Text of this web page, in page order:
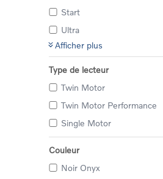
Start
Ultra
Afficher plus
Type de lecteur
Twin Motor
Twin Motor Performance
Single Motor
Couleur
Noir Onyx